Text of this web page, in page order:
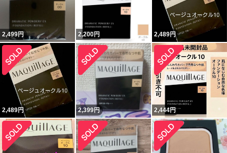
2,499円 2,200円 2,489円
2,489円 2,399円 2,444円